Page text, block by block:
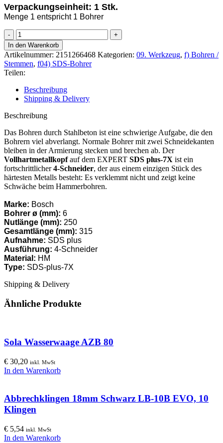
Verpackungseinheit: 1 Stk.
Menge 1 entspricht 1 Bohrer
SDS-
Plus-
7X
Hammerbohrer
Ø-6,0
x
315/250
Menge
In den Warenkorb
Artikelnummer: 2151266468 Kategorien: 09. Werkzeug, f) Bohren /
Stemmen, f04) SDS-Bohrer
Teilen:
Beschreibung
Shipping & Delivery
Beschreibung
Das Bohren durch Stahlbeton ist eine schwierige Aufgabe, die den
Bohrern viel abverlangt. Normale Bohrer mit zwei Schneidekanten
bleiben in der Armierung stecken und brechen ab. Der
Vollhartmetallkopfauf dem EXPERT SDS plus-7X ist ein
fortschrittlicher4-Schneider, der aus einem einzigen Stück des
härtesten Metalls besteht: Es verklemmt nicht und zeigt keine
Schwäche beim Hammerbohren.
Marke: Bosch
Bohrer ø (mm): 6
Nutlänge (mm): 250
Gesamtlänge (mm): 315
Aufnahme: SDS plus
Ausführung: 4-Schneider
Material: HM
Type: SDS-plus-7X
Shipping & Delivery
Ähnliche Produkte
Sola Wasserwaage AZB 80
€ 30,20 inkl. MwSt
In den Warenkorb
Abbrechklingen 18mm Schwarz LB-10B EVO, 10
Klingen
€ 5,54 inkl. MwSt
In den Warenkorb